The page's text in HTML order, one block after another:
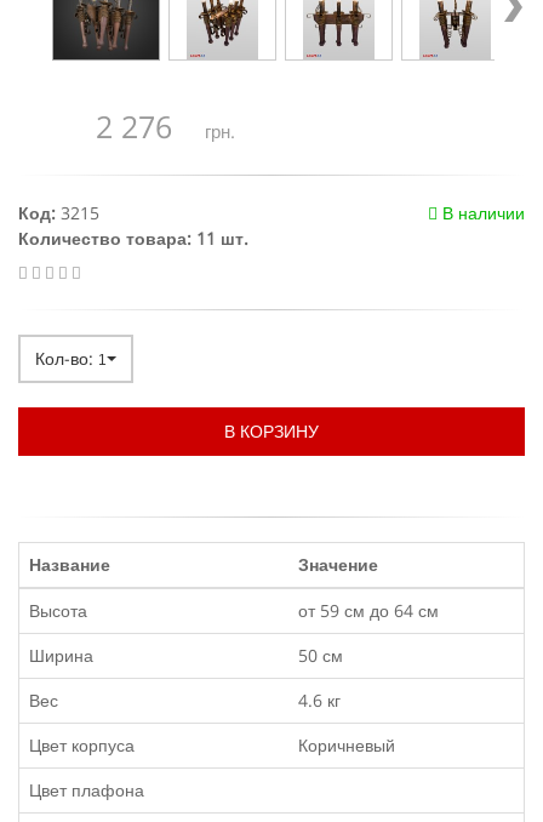
2 276 грн.
В наличии
Код: 3215
Количество товара: 11 шт.
Кол-во: 1
В КОРЗИНУ
Название
Значение
Высота
от 59 см до 64 см
Ширина
50 см
Вес
4.6 кг
Цвет корпуса
Коричневый
Цвет плафона